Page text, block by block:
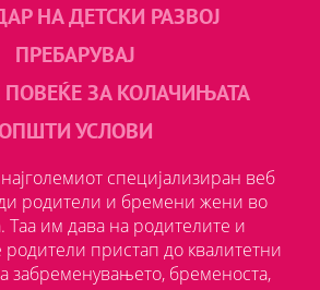
НА ДЕТСКИ РАЗВОЈ
ПРЕБАРУВАЈ
ПОВЕЌЕ ЗА КОЛАЧИЊАТА
УСЛОВИ
специјализиран веб
родители и бремени жени во
Таа им дава на родителите и
родители пристап до квалитетни
забременувањето, бременоста,